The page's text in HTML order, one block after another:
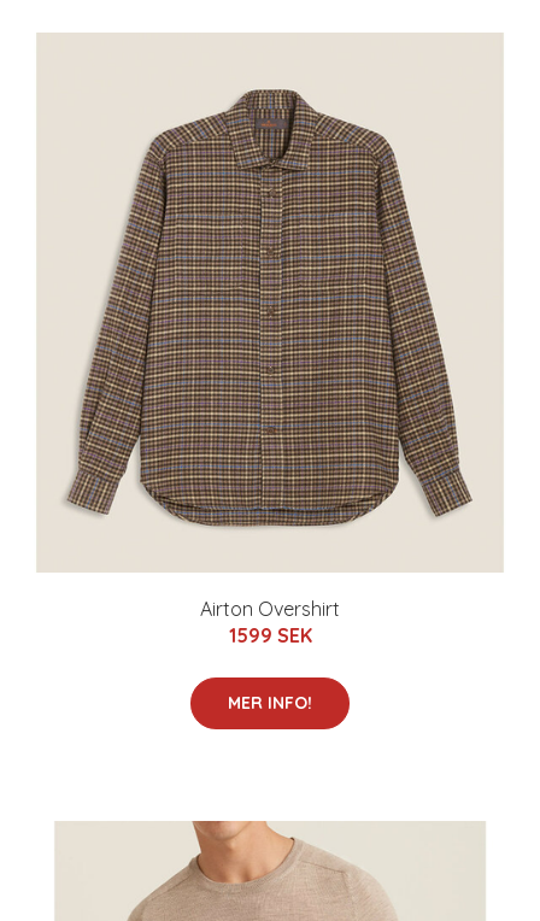
Airton Overshirt
1599 SEK
MER INFO!